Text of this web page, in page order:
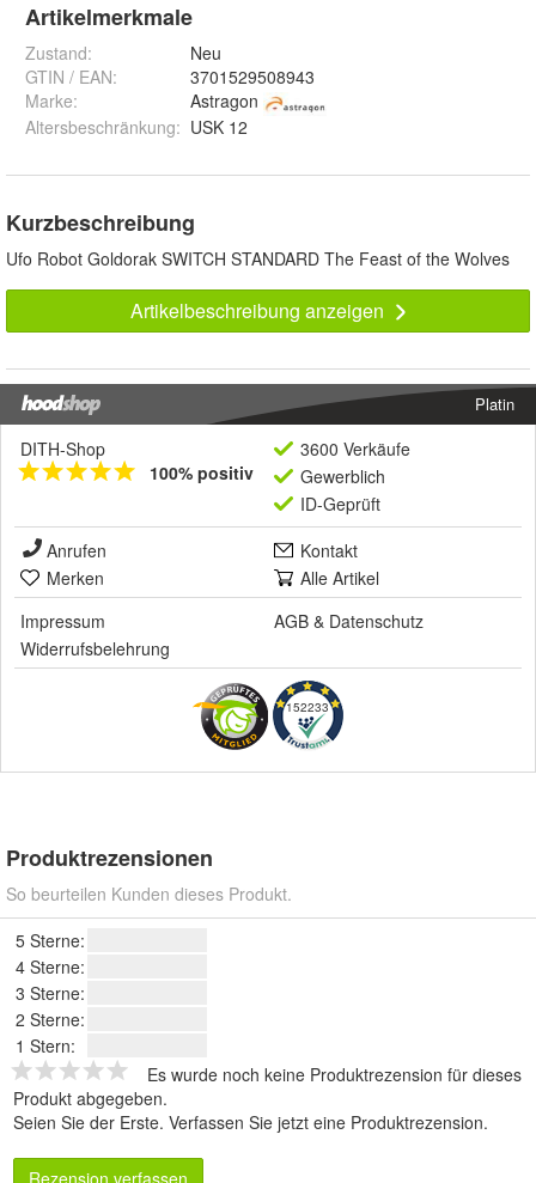
Artikelmerkmale
Zustand:
Neu
GTIN / EAN:
3701529508943
Marke:
Astragon
Altersbeschränkung: USK 12
Kurzbeschreibung
Ufo Robot Goldorak SWITCH STANDARD The Feast of the Wolves
Artikelbeschreibung anzeigen
Platin
DITH-Shop
100% positiv
3600 Verkäufe
Gewerblich
ID-Geprüft
Anrufen
Kontakt
Merken
Alle Artikel
Impressum
AGB & Datenschutz
Widerrufsbelehrung
152233
Produktrezensionen
So beurteilen Kunden dieses Produkt.
5 Sterne:
4 Sterne:
3 Sterne:
2 Sterne:
1 Stern:
Es wurde noch keine Produktrezension für dieses
Produkt abgegeben.
Seien Sie der Erste. Verfassen Sie jetzt eine Produktrezension.